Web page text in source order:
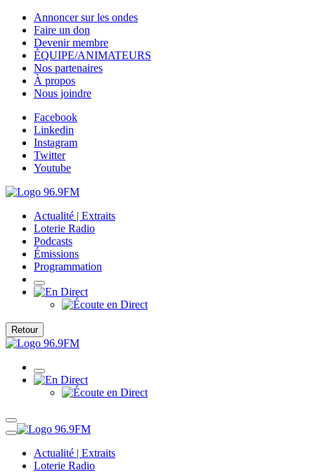
Annoncer sur les ondes
Faire un don
Devenir membre
ÉQUIPE/ANIMATEURS
Nos partenaires
À propos
Nous joindre
Facebook
Linkedin
Instagram
Twitter
Youtube
Actualité | Extraits
Loterie Radio
Podcasts
Émissions
Programmation
Retour
Actualité | Extraits
Loterie Radio